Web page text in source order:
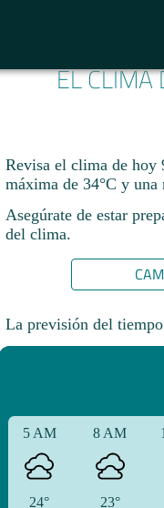
EL CLIMA
Revisa el clima de hoy
máxima de 34°C y una
Asegúrate de estar
del clima.
La previsión del
5 AM
24°
8 AM
23°